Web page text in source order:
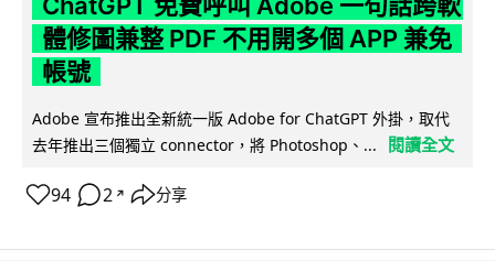
ChatGPT 免費呼叫 Adobe 一句話跨軟
體修圖兼整 PDF 不用開多個 APP 兼免
帳號
Adobe 宣布推出全新統一版 Adobe for ChatGPT 外掛，取代
去年推出三個獨立 connector，將 Photoshop、...
閱讀全文
94 2 ↗ 分享